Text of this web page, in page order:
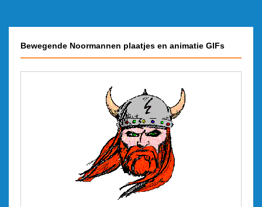
Bewegende Noormannen plaatjes en animatie GIFs